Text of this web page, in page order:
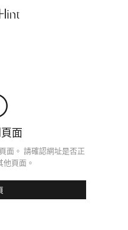
面
面。 請確認網址是否正
頁面。